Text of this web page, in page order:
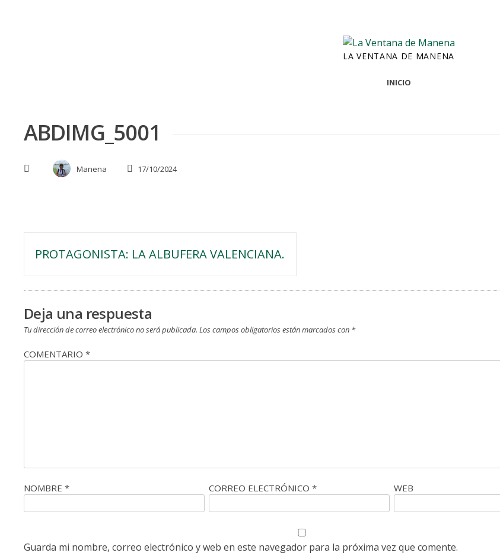
LA VENTANA DE MANENA
INICIO
ABDIMG_5001
Manena 17/10/2024
Navegación
de
entradas
PROTAGONISTA: LA ALBUFERA VALENCIANA.
Deja una respuesta
Tu dirección de correo electrónico no será publicada. Los campos obligatorios están marcados con *
COMENTARIO *
NOMBRE * CORREO ELECTRÓNICO* WEB
Guarda mi nombre, correo electrónico y web en este navegador para la próxima vez que comente.